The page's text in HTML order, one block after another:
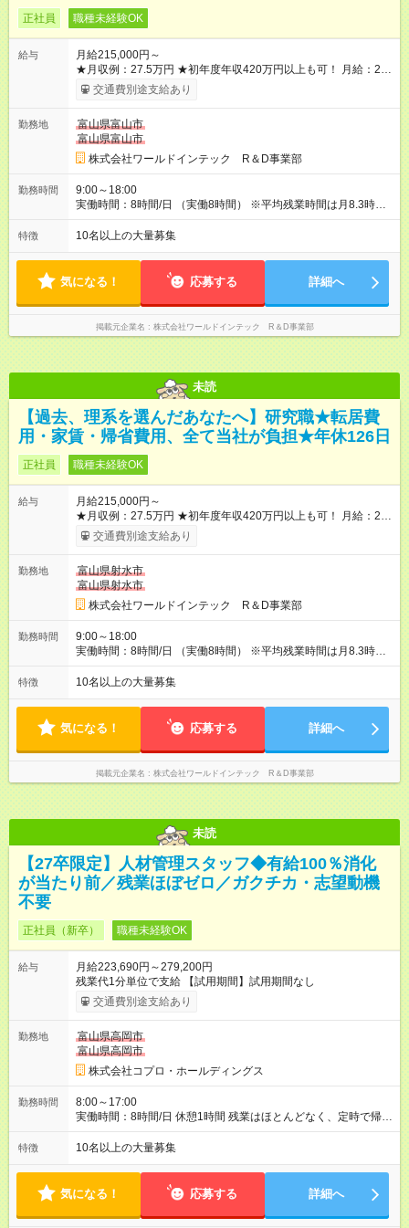
正社員 職種未経験OK
給与
月給215,000円～
★月収例：27.5万円 ★初年度年収420万円以上も可！ 月給：21
万5000円×12ヶ月 家賃補助：6.7万円×12ヶ月 ※1 賞与：4ヶ月
分 ※2 ――――――――――――――― 【合計】年424.4万円
費用全額負担も! ※1 規定あり ※2 賞与年2回支給（昨年度実績は
約3.8～4.5ヶ月分）。 ★あなたの頑張りを給与に反映！ 案件ご
とではなく、スキルの向上・資格取得・社内試験の結果、配属
先での評価などを給与に反映。研究者としての努力がしっかり
報われる体制です！ ◎残業代は別途全額支給いたします。 ◎年
齢、スキル、適性などを考慮のうえ決定します。 【試用期間】
時と同じです。
交通費別途支給あり
勤務地
富山県富山市
富山県富山市
株式会社ワールドインテック R＆D事業部
勤務時間
9:00～18:00
実働時間：8時間/日 （実働8時間） ※平均残業時間は月8.3時間
とほとんどナシ。ワークライフバランスも取りやすいです。
特徴 10名以上の大量募集
気になる！ 応募する 詳細へ
掲載元企業名 株式会社ワールドインテック R＆D事業部
未読
【過去、理系を選んだあなたへ】研究職★転居費
用・家賃・帰省費用、全て当社が負担★年休126日
正社員 職種未経験OK
給与
月給215,000円～
★月収例：27.5万円 ★初年度年収420万円以上も可！ 月給：21
万5000円×12ヶ月 家賃補助：6.7万円×12ヶ月 ※1 賞与：4ヶ月
分 ※2 ――――――――――――――― 【合計】年424.4万円
費用全額負担も! ※1 規定あり ※2 賞与年2回支給（昨年度実績は
約3.8～4.5ヶ月分）。 ★あなたの頑張りを給与に反映！ 案件ご
とではなく、スキルの向上・資格取得・社内試験の結果、配属
先での評価などを給与に反映。研究者としての努力がしっかり
報われる体制です！ ◎残業代は別途全額支給いたします。 ◎年
齢、スキル、適性などを考慮のうえ決定します。 【試用期間】
時と同じです。
交通費別途支給あり
勤務地
富山県射水市
富山県射水市
株式会社ワールドインテック R＆D事業部
勤務時間
9:00～18:00
実働時間：8時間/日 （実働8時間） ※平均残業時間は月8.3時間
とほとんどナシ。ワークライフバランスも取りやすいです。
特徴 10名以上の大量募集
気になる！ 応募する 詳細へ
掲載元企業名 株式会社ワールドインテック R＆D事業部
未読
【27卒限定】人材管理スタッフ◆有給100％消化
が当たり前／残業ほぼゼロ／ガクチカ・志望動機
不要
正社員（新卒） 職種未経験OK
給与
月給223,690円～279,200円
残業代1分単位で支給 【試用期間】試用期間なし
交通費別途支給あり
勤務地
富山県高岡市
富山県高岡市
株式会社コプロ・ホールディングス
勤務時間
8:00～17:00
実働時間：8時間/日 休憩1時間 残業はほとんどなく、定時で帰れ
る日が多い働き方です。 毎日の業務は進捗管理や事務が中心な
ので、 「今日やるべき仕事」が終われば、自然と区切りをつけ
方を大切にしています。
特徴 10名以上の大量募集
気になる！ 応募する 詳細へ